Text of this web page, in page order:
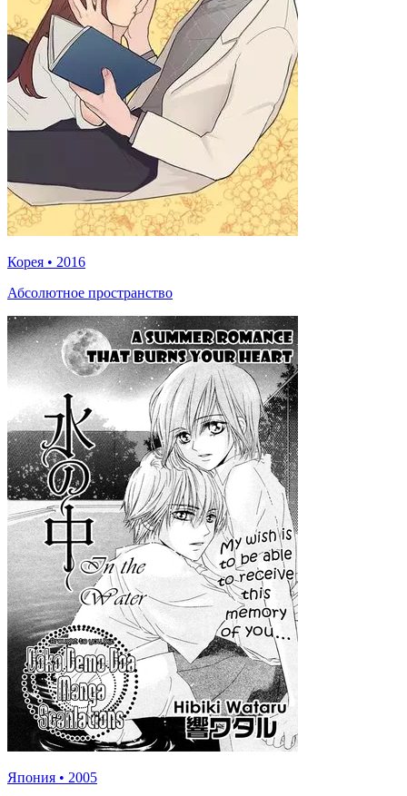
Корея • 2016
Абсолютное пространство
Япония • 2005